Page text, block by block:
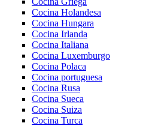
Cocina Holandesa
Cocina Hungara
Cocina Irlanda
Cocina Italiana
Cocina Luxemburgo
Cocina Polaca
Cocina portuguesa
Cocina Rusa
Cocina Sueca
Cocina Suiza
Cocina Turca